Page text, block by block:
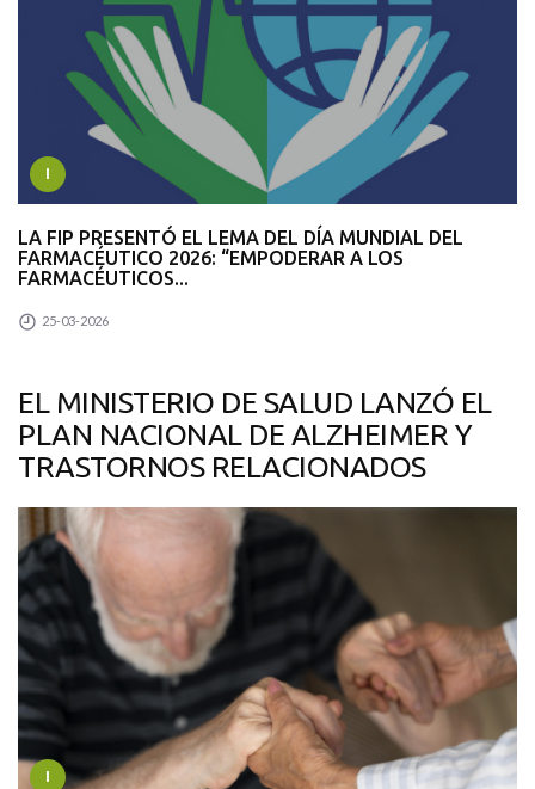
I
LA FIP PRESENTÓ EL LEMA DEL DÍA MUNDIAL DEL
FARMACÉUTICO 2026: “EMPODERAR A LOS
FARMACÉUTICOS...
25-03-2026
EL MINISTERIO DE SALUD LANZÓ EL
PLAN NACIONAL DE ALZHEIMER Y
TRASTORNOS RELACIONADOS
I